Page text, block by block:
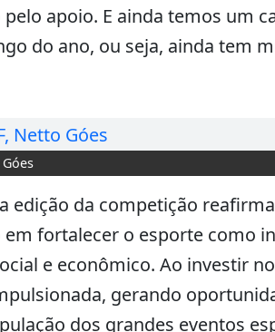
pelo apoio. E ainda temos um
do ano, ou seja, ainda tem
edição da competição
em fortalecer o esporte como
e econômico. Ao investir
gerando
dos grandes eventos